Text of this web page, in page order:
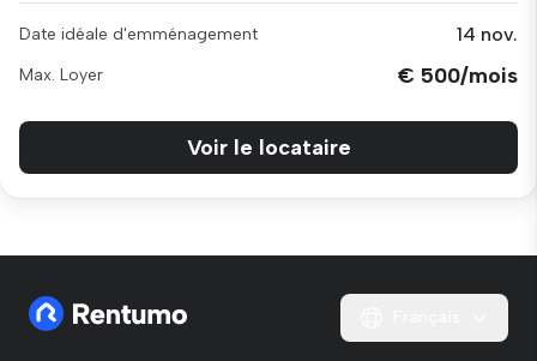
Date idéale d'emménagement 14 nov.
Max. Loyer € 500/mois
Voir le locataire